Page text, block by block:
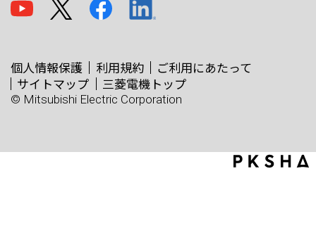
個人情報保護 利用規約
ご利用にあたって
サイトマップ
三菱電機トップ
© Mitsubishi Electric Corporation